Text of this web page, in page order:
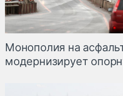
Монополия на
модернизирует